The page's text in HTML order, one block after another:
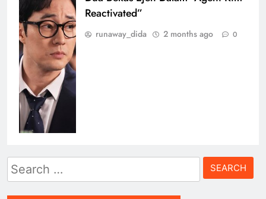
Reactivated”
runaway_dida 2 months ago 0
Search
for: